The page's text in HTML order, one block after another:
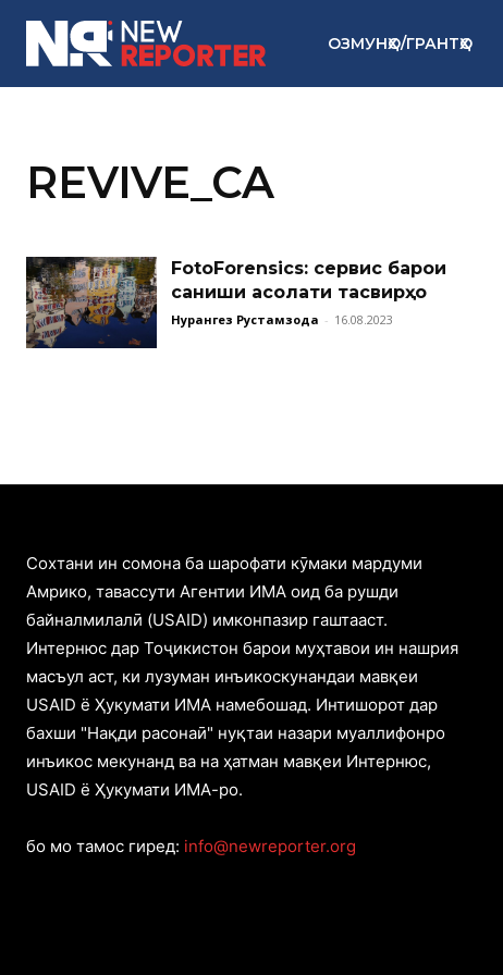
ОЗМУНҲО/ГРАНТҲО
REVIVE_CA
FotoForensics: сервис барои
санҷиши асолати тасвирҳо
Нурангез Рустамзода - 16.08.2023
Cохтани ин сомона ба шарофати кӯмаки мардуми
Амрико, тавассути Агентии ИМА оид ба рушди
байналмилалӣ (USAID) имконпазир гаштааст.
Интернюс дар Тоҷикистон барои муҳтавои ин нашрия
масъул аст, ки лузуман инъикоскунандаи мавқеи
USAID ё Ҳукумати ИМА намебошад. Интишорот дар
бахши "Нақди расонаӣ" нуқтаи назари муаллифонро
инъикос мекунанд ва на ҳатман мавқеи Интернюс,
USAID ё Ҳукумати ИМА-ро.
бо мо тамос гиред: info@newreporter.org